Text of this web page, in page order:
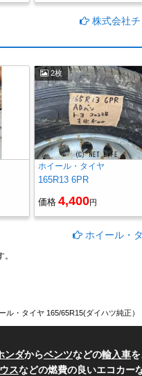
株式会社
2枚
ホイール・タイヤ
165R13 6PR
価格 4,400円
ホイール・
ル・タイヤ 165/65R15(ダイハツ純正）
ンダからベンツなどの輸入車
スなどの燃費の良いエコカー